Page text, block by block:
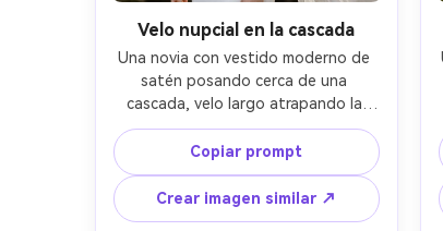
Velo nupcial en la cascada
Una novia con vestido moderno de
satén posando cerca de una
cascada, velo largo atrapando la
niebla, delicados pendientes de
perla, maquillaje sutil, postura
elegante, iluminación de ensueño
creando rocío resplandeciente,
tomada con Canon EOS R3, 85mm
Copiar prompt
Crear imagen similar ↗